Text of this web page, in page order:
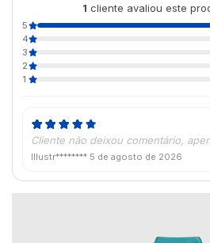
1 cliente avaliou este
5
4
3
2
1
Cliente não deixou comentário,
Illustr******** 5 de agosto de 2026